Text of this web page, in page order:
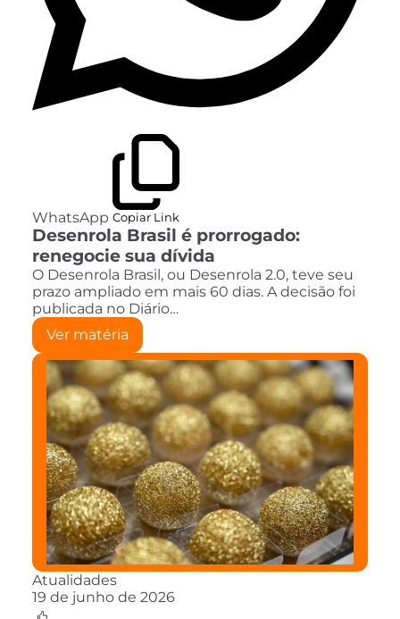
WhatsApp Copiar Link
Desenrola Brasil é prorrogado:
renegocie sua dívida
O Desenrola Brasil, ou Desenrola 2.0, teve seu
prazo ampliado em mais 60 dias. A decisão foi
publicada no Diário…
Ver matéria
Atualidades
19 de junho de 2026